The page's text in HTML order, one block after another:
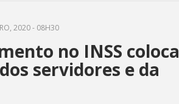
2020 - 08H30
no INSS coloca
servidores e da